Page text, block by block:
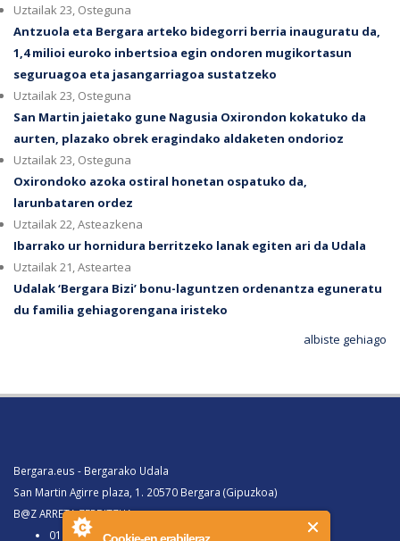
Uztailak 23, Osteguna
Antzuola eta Bergara arteko bidegorri berria inauguratu da,
1,4 milioi euroko inbertsioa egin ondoren mugikortasun
seguruagoa eta jasangarriagoa sustatzeko
Uztailak 23, Osteguna
San Martin jaietako gune Nagusia Oxirondon kokatuko da
aurten, plazako obrek eragindako aldaketen ondorioz
Uztailak 23, Osteguna
Oxirondoko azoka ostiral honetan ospatuko da,
larunbataren ordez
Uztailak 22, Asteazkena
Ibarrako ur hornidura berritzeko lanak egiten ari da Udala
Uztailak 21, Asteartea
Udalak ‘Bergara Bizi’ bonu-laguntzen ordenantza eguneratu
du familia gehiagorengana iristeko
albiste gehiago
Bergara.eus - Bergarako Udala
San Martin Agirre plaza, 1. 20570 Bergara (Gipuzkoa)
B@Z ARRETA ZERBITZUA:
010, Bergaratik deituz gero